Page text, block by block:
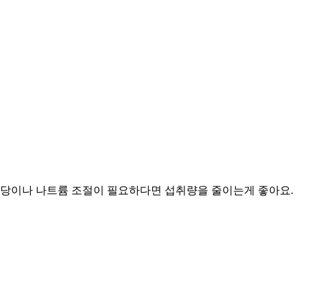
당이나 나트륨 조절이 필요하다면 섭취량을 줄이는게 좋아요.